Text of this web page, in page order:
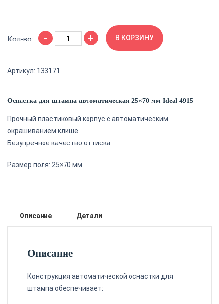
Кол-во: -
товара
штампа
автоматическая
Ideal
4915
+ В КОРЗИНУ
Артикул: 133171
Оснастка для штампа автоматическая 25×70 мм Ideal 4915
Прочный пластиковый корпус с автоматическим
окрашиванием клише.
Безупречное качество оттиска.
Размер поля: 25×70 мм
Описание Детали
Описание
Конструкция автоматической оснастки для
штампа обеспечивает: